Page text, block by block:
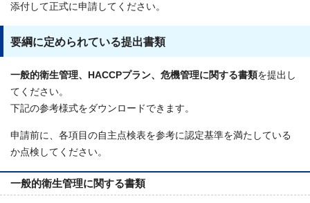
添付して正式に申請してください。
要綱に定められている提出書類
一般的衛生管理、HACCPプラン、危機管理に関する書類を提出し
てください。
下記の参考様式をダウンロードできます。
申請前に、各項目の自主点検表を参考に認定基準を満たしている
か点検してください。
一般的衛生管理に関する書類